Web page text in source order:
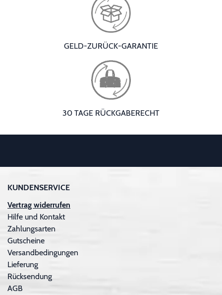
GELD-ZURÜCK-GARANTIE
30 TAGE RÜCKGABERECHT
KUNDENSERVICE
Vertrag widerrufen
Hilfe und Kontakt
Zahlungsarten
Gutscheine
Versandbedingungen
Lieferung
Rücksendung
AGB